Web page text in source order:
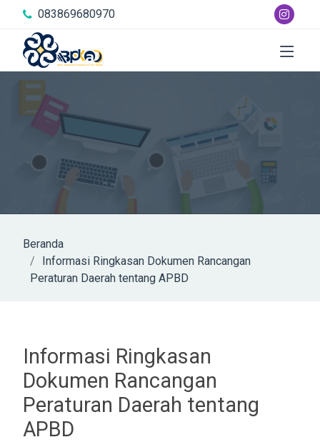
083869680970
Beranda
Informasi Ringkasan Dokumen Rancangan
Peraturan Daerah tentang APBD
Informasi Ringkasan
Dokumen Rancangan
Peraturan Daerah tentang
APBD